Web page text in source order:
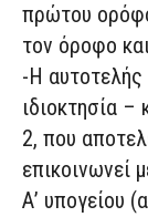
πρώτου
τον όροφο
-Η αυτοτελής
ιδιοκτησία –
2, που
επικοινωνεί
Α’ υπογείου